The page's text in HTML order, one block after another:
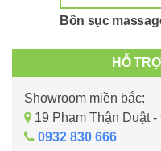
Bồn sục
HỖ
Showroom miền bắc:
19 Phạm Thận Duật -
0932 830 666